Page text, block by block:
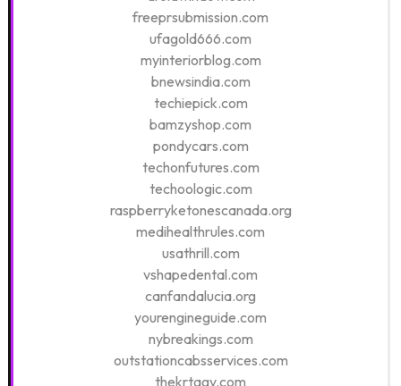
freeprsubmission.com
ufagold666.com
myinteriorblog.com
bnewsindia.com
techiepick.com
bamzyshop.com
pondycars.com
techonfutures.com
techoologic.com
raspberryketonescanada.org
medihealthrules.com
usathrill.com
vshapedental.com
canfandalucia.org
yourengineguide.com
nybreakings.com
outstationcabsservices.com
thekrtagy.com